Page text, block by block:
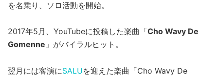
を名乗り、ソロ活動を開始。
2017年5月、YouTubeに投稿した楽曲「Cho Wavy De
Gomenne 」がバイラルヒット。
翌月には客演にSALUを迎えた楽曲「Cho Wavy De